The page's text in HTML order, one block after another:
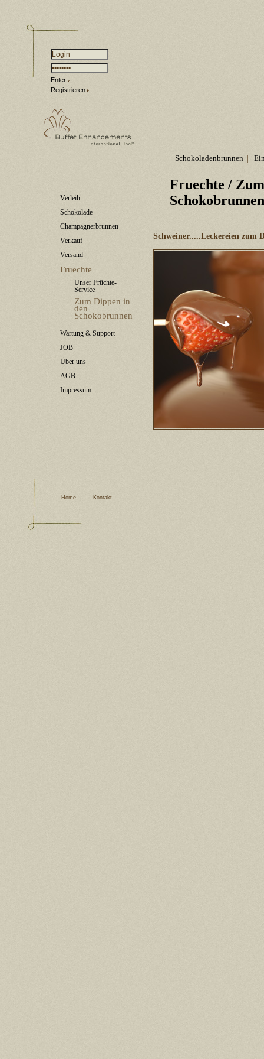
Enter
Registrieren
Verleih
Schokolade
Champagnerbrunnen
Verkauf
Versand
Fruechte
Unser Früchte-
Service
Zum Dippen in
den
Schokobrunnen
Wartung & Support
JOB
Über uns
AGB
Impressum
Schokoladenbrunnen |
Fruechte /
Schokobrunnen
Schweiner.....Leckereien zum
Home Kontakt